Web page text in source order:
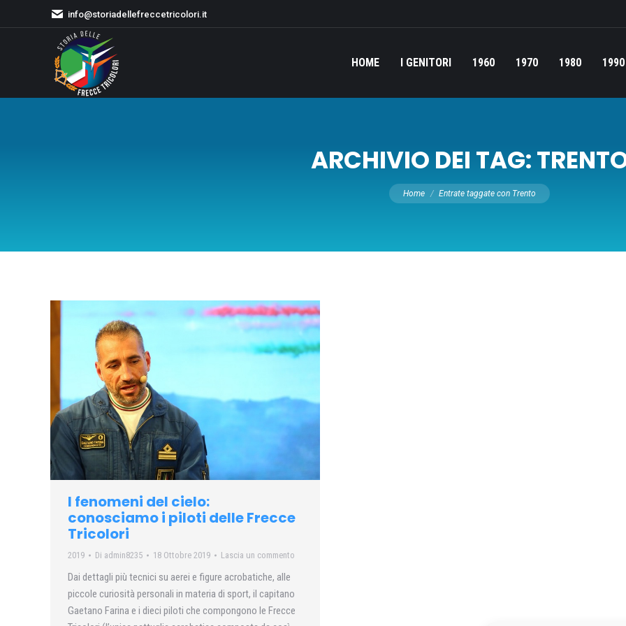
info@storiadellefreccetricolori.it
HOME I GENITORI 1960 1970 1980 1990
ARCHIVIO DEI TAG:
Tu sei qui:
Home Entrate taggate con Trento
I fenomeni del cielo:
conosciamo i piloti delle Frecce
Tricolori
2019 Di admin8235 18 Ottobre 2019 Lascia un commento
Dai dettagli più tecnici su aerei e figure acrobatiche, alle
piccole curiosità personali in materia di sport, il capitano
Gaetano Farina e i dieci piloti che compongono le Frecce